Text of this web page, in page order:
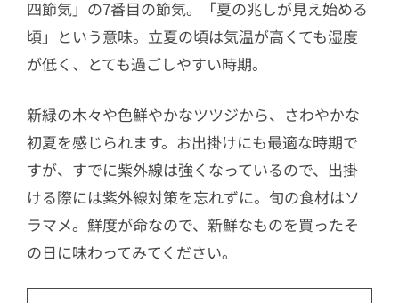
四節気」の7番目の節気。「夏の兆しが見え始める
頃」という意味。立夏の頃は気温が高くても湿度
が低く、とても過ごしやすい時期。
新緑の木々や色鮮やかなツツジから、さわやかな
初夏を感じられます。お出掛けにも最適な時期で
すが、すでに紫外線は強くなっているので、出掛
ける際には紫外線対策を忘れずに。旬の食材はソ
ラマメ。鮮度が命なので、新鮮なものを買ったそ
の日に味わってみてください。